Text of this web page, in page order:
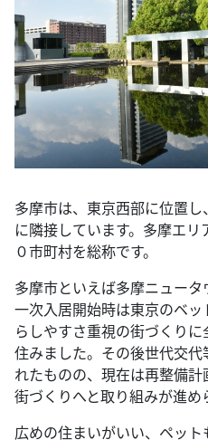
多摩市は、東京西部に位置
に隣接しています。多摩エ
０市町村を総称です。
多摩市といえば多摩ニュー
一次入居開始時は東京のベ
らしやすさ重視の街づくり
住みました。その後世代交
れたものの、現在は再整備
街づくりへと取り組みが進め
広めの住まいがいい、ペッ